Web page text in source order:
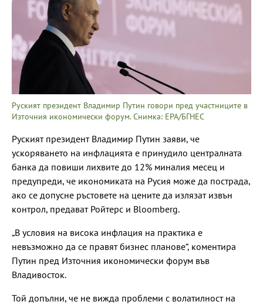
Руският президент Владимир Путин говори пред участниците в
Източния икономически форум. Снимка: EPA/БГНЕС
Руският президент Владимир Путин заяви, че
ускоряването на инфлацията е принудило централната
банка да повиши лихвите до 12% миналия месец и
предупреди, че икономиката на Русия може да пострада,
ако се допусне ръстовете на цените да излязат извън
контрол, предават Ройтерс и Bloomberg.
„В условия на висока инфлация на практика е
невъзможно да се правят бизнес планове“, коментира
Путин пред Източния икономически форум във
Владивосток.
Той допълни, че не вижда проблеми с волатилност на